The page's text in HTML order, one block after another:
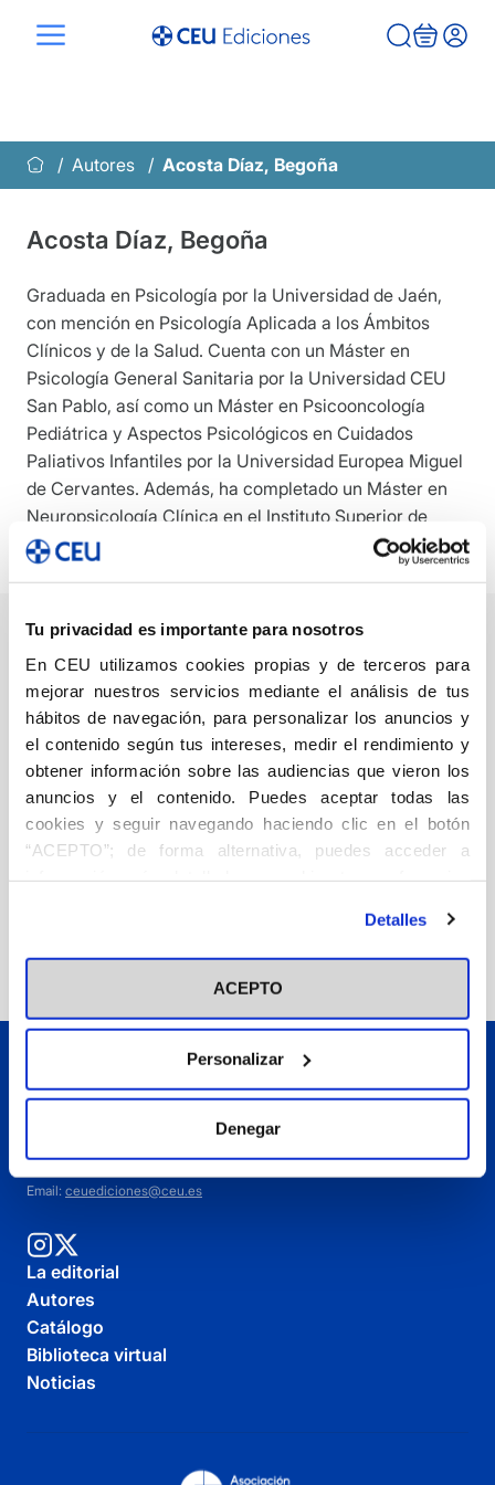
Tu privacidad es importante para nosotros
En CEU utilizamos cookies propias y de terceros para
mejorar nuestros servicios mediante el análisis de tus
hábitos de navegación, para personalizar los anuncios y
el contenido según tus intereses, medir el rendimiento y
obtener información sobre las audiencias que vieron los
anuncios y el contenido. Puedes aceptar todas las
cookies y seguir navegando haciendo clic en el botón
“ACEPTO”; de forma alternativa, puedes acceder a
en el botón "Personalizar". Para más información puedes
visitar nuestra Política de Cookies
Detalles
ACEPTO
Personalizar
Denegar
Autores Acosta Díaz, Begoña
Acosta Díaz, Begoña
Graduada en Psicología por la Universidad de Jaén,
con mención en Psicología Aplicada a los Ámbitos
Clínicos y de la Salud. Cuenta con un Máster en
Psicología General Sanitaria por la Universidad CEU
San Pablo, así como un Máster en Psicooncología
Pediátrica y Aspectos Psicológicos en Cuidados
Paliativos Infantiles por la Universidad Europea Miguel
de Cervantes. Además, ha completado un Máster en
Neuropsicología Clínica en el Instituto Superior de
Estudios Psicológicos (ISEP).
Psicocardiología
en rehabilitación
cardiaca
Medicina
Psicología
Acosta Díaz, Begoña Cerezo
Carrizo, Laura Cima Muñoz,
10,00
Email: ceuediciones@ceu.es
La editorial
Autores
Catálogo
Biblioteca virtual
Noticias